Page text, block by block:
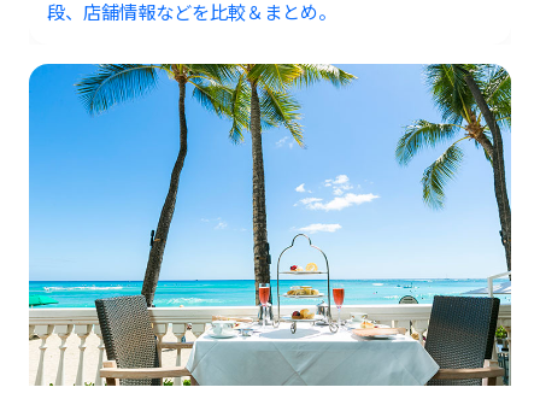
段、店舗情報などを比較＆まとめ。